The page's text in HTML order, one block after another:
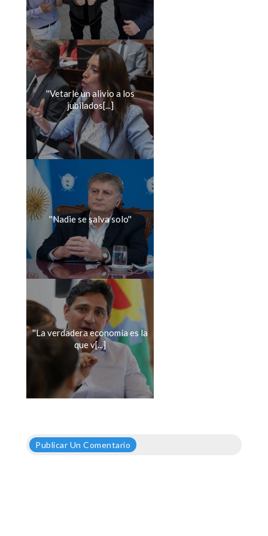
''Vetarle un alivio a los
jubilados[...]
''Nadie se salva solo''
''La verdadera economía es la
que v[...]
Publicar Un Comentario